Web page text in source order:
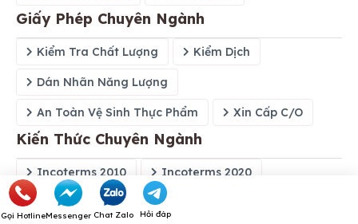
Giấy Phép Chuyên Ngành
Kiểm Tra Chất Lượng Kiểm Dịch
Dán Nhãn Năng Lượng
An Toàn Vệ Sinh Thực Phẩm Xin Cấp C/O
Kiến Thức Chuyên Ngành
Incoterms 2010 Incoterms 2020
Danh sách hãng tàu
Gọi HotlineMessenger Chat Zalo Hỏi đáp